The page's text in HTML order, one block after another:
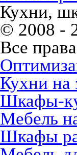
Кухни,
© 2008 -
Все
Кухни на
Шкафы-
Мебель
Шкафы